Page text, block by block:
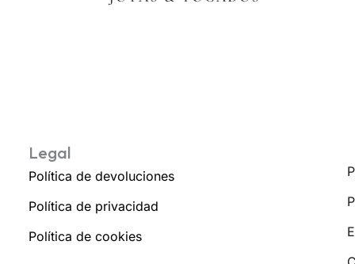
Legal
Política de devoluciones
Política de privacidad
Política de cookies